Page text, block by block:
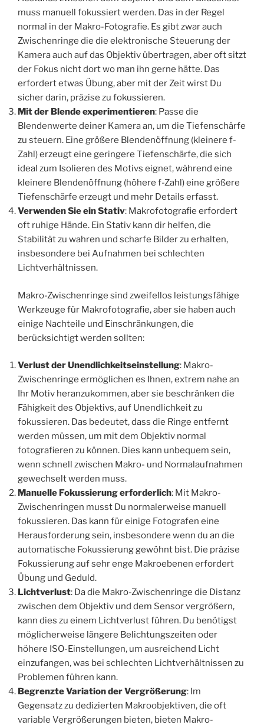
muss manuell fokussiert werden. Das in der Regel
normal in der Makro-Fotografie. Es gibt zwar auch
Zwischenringe die die elektronische Steuerung der
Kamera auch auf das Objektiv übertragen, aber oft sitzt
der Fokus nicht dort wo man ihn gerne hätte. Das
erfordert etwas Übung, aber mit der Zeit wirst Du
sicher darin, präzise zu fokussieren.
Mit der Blende experimentieren: Passe die
Blendenwerte deiner Kamera an, um die Tiefenschärfe
zu steuern. Eine größere Blendenöffnung (kleinere f-
Zahl) erzeugt eine geringere Tiefenschärfe, die sich
ideal zum Isolieren des Motivs eignet, während eine
kleinere Blendenöffnung (höhere f-Zahl) eine größere
Tiefenschärfe erzeugt und mehr Details erfasst.
Verwenden Sie ein Stativ: Makrofotografie erfordert
oft ruhige Hände. Ein Stativ kann dir helfen, die
Stabilität zu wahren und scharfe Bilder zu erhalten,
insbesondere bei Aufnahmen bei schlechten
Lichtverhältnissen.
Makro-Zwischenringe sind zweifellos leistungsfähige
Werkzeuge für Makrofotografie, aber sie haben auch
einige Nachteile und Einschränkungen, die
berücksichtigt werden sollten:
Verlust der Unendlichkeitseinstellung: Makro-
Zwischenringe ermöglichen es Ihnen, extrem nahe an
Ihr Motiv heranzukommen, aber sie beschränken die
Fähigkeit des Objektivs, auf Unendlichkeit zu
fokussieren. Das bedeutet, dass die Ringe entfernt
werden müssen, um mit dem Objektiv normal
fotografieren zu können. Dies kann unbequem sein,
wenn schnell zwischen Makro- und Normalaufnahmen
gewechselt werden muss.
Manuelle Fokussierung erforderlich: Mit Makro-
Zwischenringen musst Du normalerweise manuell
fokussieren. Das kann für einige Fotografen eine
Herausforderung sein, insbesondere wenn du an die
automatische Fokussierung gewöhnt bist. Die präzise
Fokussierung auf sehr enge Makroebenen erfordert
Übung und Geduld.
Lichtverlust: Da die Makro-Zwischenringe die Distanz
zwischen dem Objektiv und dem Sensor vergrößern,
kann dies zu einem Lichtverlust führen. Du benötigst
möglicherweise längere Belichtungszeiten oder
höhere ISO-Einstellungen, um ausreichend Licht
einzufangen, was bei schlechten Lichtverhältnissen zu
Problemen führen kann.
Begrenzte Variation der Vergrößerung: Im
Gegensatz zu dedizierten Makroobjektiven, die oft
variable Vergrößerungen bieten, bieten Makro-